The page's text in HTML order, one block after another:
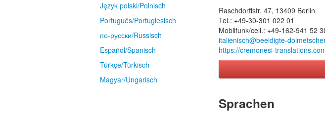
Język polski/Polnisch
Português/Portugiesisch
по-русски/Russisch
Español/Spanisch
Türkçe/Türkisch
Magyar/Ungarisch
Raschdorffstr. 47, 13409 Berlin
Tel.: +49-30-301 022 01
Mobilfunk/cell.: +49-162-941 52
italienisch@beeidigte-
https://cremonesi-
Sprachen